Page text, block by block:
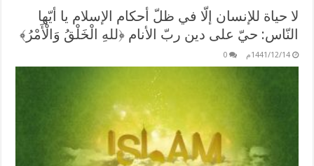
لا حياة للإنسان إلّا في ظلّ أحكام الإسلام يا أيّها
النّاس: حيّ على دين ربّ الأنام ﴿للهِ الْخَلْقُ وَالْأَمْرُ﴾
1441/12/14م 0